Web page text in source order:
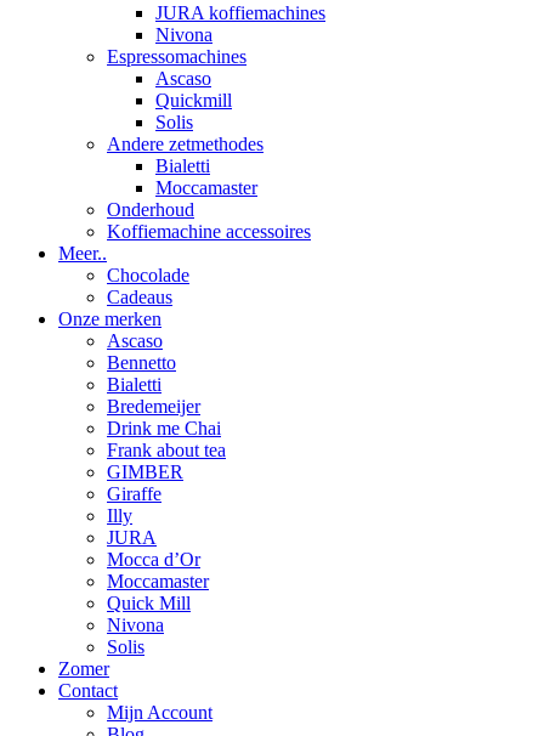
JURA koffiemachines
Nivona
Espressomachines
Ascaso
Quickmill
Solis
Andere zetmethodes
Bialetti
Moccamaster
Onderhoud
Koffiemachine accessoires
Meer..
Chocolade
Cadeaus
Onze merken
Ascaso
Bennetto
Bialetti
Bredemeijer
Drink me Chai
Frank about tea
GIMBER
Giraffe
Illy
JURA
Mocca d’Or
Moccamaster
Quick Mill
Nivona
Solis
Zomer
Contact
Mijn Account